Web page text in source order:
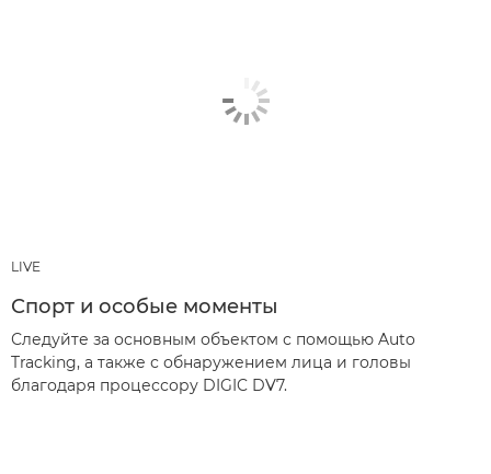
LIVE
Спорт и особые моменты
Следуйте за основным объектом с помощью Auto
Tracking, а также с обнаружением лица и головы
благодаря процессору DIGIC DV7.